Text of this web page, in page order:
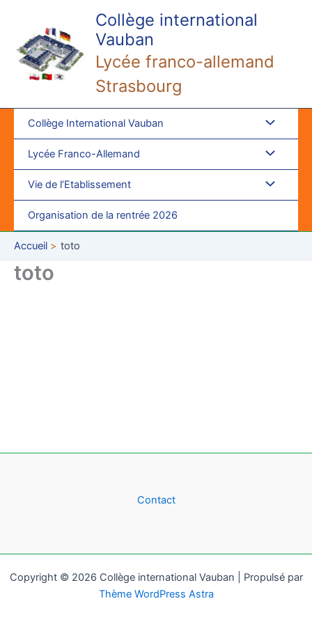
contenu
Collège international
Vauban
Lycée franco-allemand
Strasbourg
Collège International Vauban
Lycée Franco-Allemand
Vie de l’Etablissement
Organisation de la rentrée 2026
Accueil toto
toto
Contact
Copyright © 2026 Collège international Vauban | Propulsé par
Thème WordPress Astra